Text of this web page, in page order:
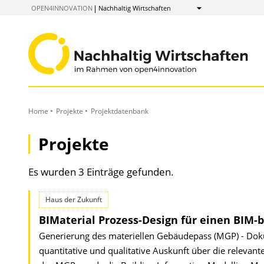
OPEN4INNOVATION Nachhaltig Wirtschaften
Anzeigen
Home Projekte Projektdatenbank
Projekte
Es wurden 3 Einträge gefunden.
Haus der Zukunft
BIMaterial Prozess-Design für einen
Generierung des materiellen Gebäudepass (MGP) -
quantitative und qualitative Auskunft über die